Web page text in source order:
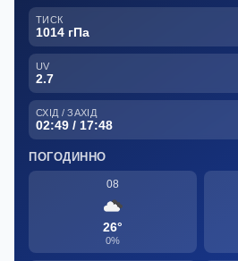
ТИСК
1014 гПа
UV
2.7
СХІД / ЗАХІД
02:49 / 17:48
ПОГОДИННО
08
26°
0%